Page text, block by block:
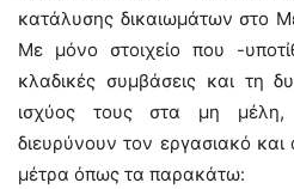
κατάλυσης δικαιωμάτων στο
Με μόνο στοιχείο που -
κλαδικές συμβάσεις και τη
ισχύος τους στα μη μέλη,
διευρύνουν τον εργασιακό
μέτρα όπως τα παρακάτω: